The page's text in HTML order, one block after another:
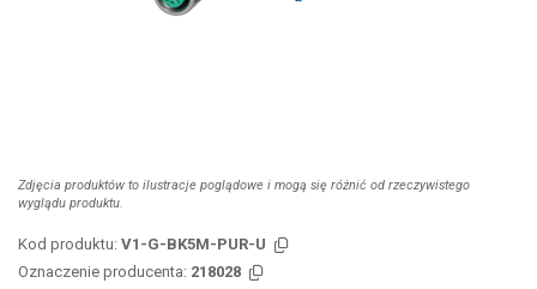
Zdjęcia produktów to ilustracje poglądowe i mogą się różnić od rzeczywistego
wyglądu produktu.
Kod produktu: V1-G-BK5M-PUR-U
Oznaczenie producenta: 218028